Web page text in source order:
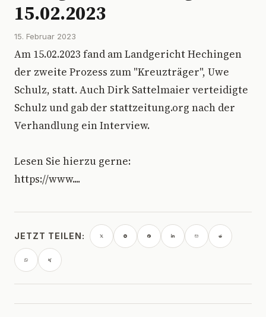
15.02.2023
15. Februar 2023
Am 15.02.2023 fand am Landgericht Hechingen
der zweite Prozess zum "Kreuzträger", Uwe
Schulz, statt. Auch Dirk Sattelmaier verteidigte
Schulz und gab der stattzeitung.org nach der
Verhandlung ein Interview.
Lesen Sie hierzu gerne:
https://www....
JETZT TEILEN: